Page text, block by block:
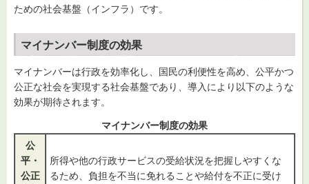
ための社会基盤（インフラ）です。
マイナンバー制度の効果
マイナンバーは行政を効率化し、国民の利便性を高め、公平かつ
公正な社会を実現する社会基盤であり、導入により以下のような
効果が期待されます。
マイナンバー制度の効果
公
平・
公正
所得や他の行政サービスの受給状況を把握しやすくな
るため、負担を不当に免れることや給付を不正に受け